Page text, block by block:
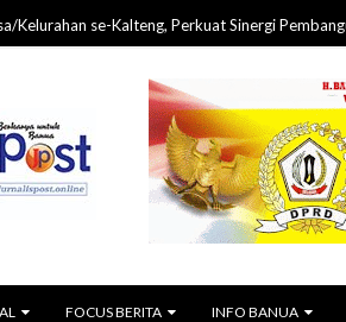
se-Kalteng, Perkuat Sinergi Pembangunan dari
FOCUS BERITA INFO BANUA